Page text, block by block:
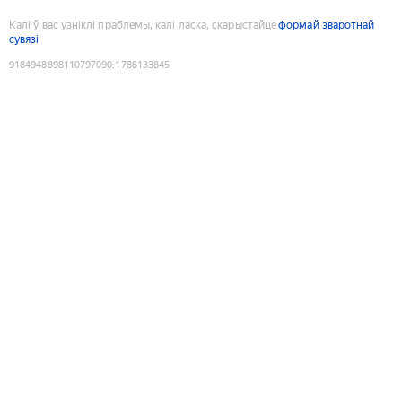
Калі ў вас узніклі праблемы, калі ласка, скарыстайцеформай зваротнай
сувязі
9184948898110797090:1786133845